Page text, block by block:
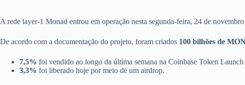
A rede layer-1 Monad entrou em operação nesta segunda-feira, 24 de
De acordo com a documentação do projeto, foram criados 100 bilhões de
7,5% foi vendido ao longo da última semana na Coinbase Token
3,3% foi liberado hoje por meio de um airdrop.